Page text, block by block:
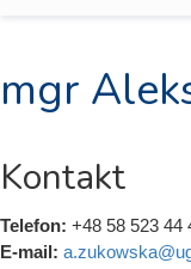
mgr
Kontakt
Telefon: +48 58 523 44
E-mail: